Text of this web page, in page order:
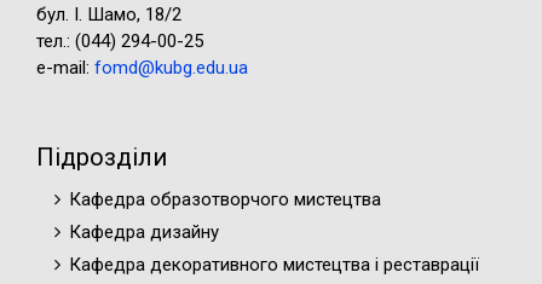
бул. І. Шамо, 18/2
тел.: (044) 294-00-25
e-mail: fomd@kubg.edu.ua
Підрозділи
Кафедра образотворчого мистецтва
Кафедра дизайну
Кафедра декоративного мистецтва і реставрації